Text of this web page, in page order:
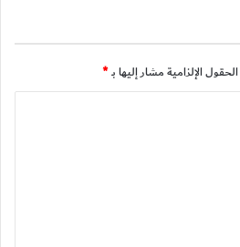
الحقول الإلزامية مشار إليها بـ*